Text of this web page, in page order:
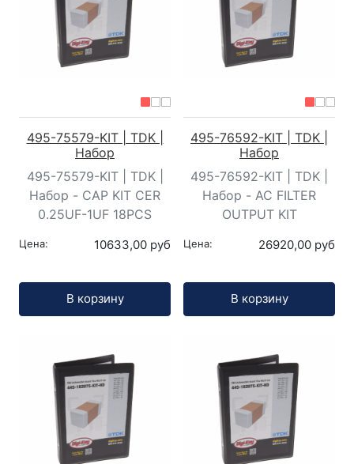
495-75579-KIT | TDK |
Набор
495-75579-KIT | TDK |
Набор - CAP KIT CER
0.25UF-1UF 18PCS
Цена: 10633,00 руб
В корзину
495-76592-KIT | TDK |
Набор
495-76592-KIT | TDK |
Набор - AC FILTER
OUTPUT KIT
Цена: 26920,00 руб
В корзину